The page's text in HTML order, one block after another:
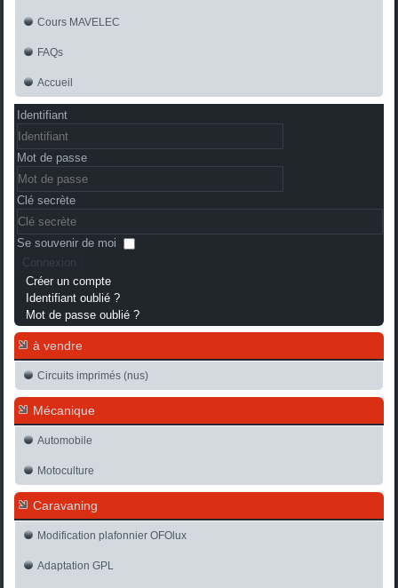
Cours MAVELEC
FAQs
Accueil
Identifiant
Mot de passe
Clé secrète
Se souvenir de moi
Connexion
Créer un compte
Identifiant oublié ?
Mot de passe oublié ?
à vendre
Circuits imprimés (nus)
Mécanique
Automobile
Motoculture
Caravaning
Modification plafonnier OFOlux
Adaptation GPL